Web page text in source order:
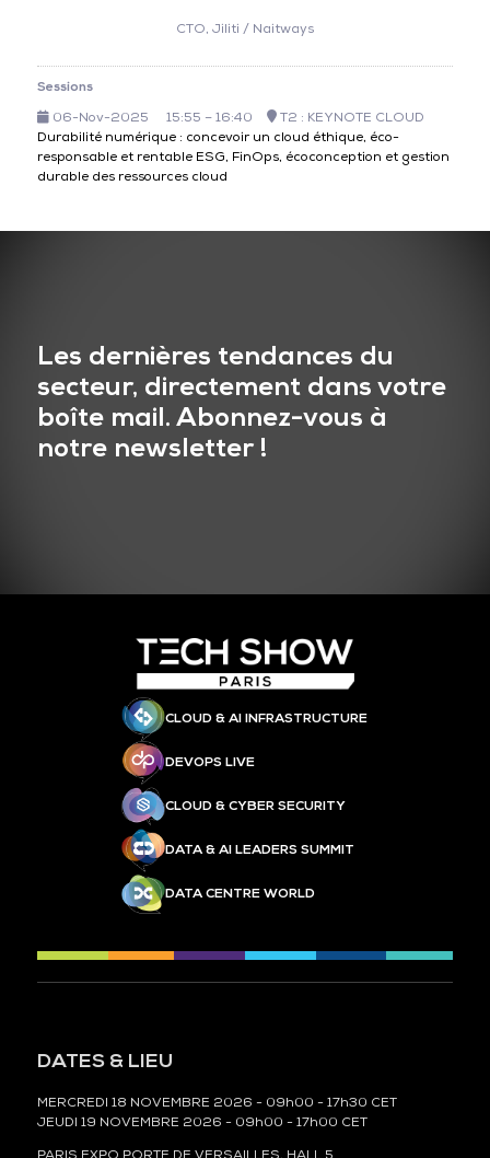
CTO, Jiliti / Naitways
Sessions
06-Nov-2025
15:55 – 16:40
T2 : KEYNOTE CLOUD
Durabilité numérique : concevoir un cloud éthique, éco-
responsable et rentable ESG, FinOps, écoconception et gestion
durable des ressources cloud
Les dernières tendances du
secteur, directement dans votre
boîte mail. Abonnez-vous à
notre newsletter !
CLOUD & AI INFRASTRUCTURE
DEVOPS LIVE
CLOUD & CYBER SECURITY
DATA & AI LEADERS SUMMIT
DATA CENTRE WORLD
DATES & LIEU
MERCREDI 18 NOVEMBRE 2026 - 09h00 - 17h30 CET
JEUDI 19 NOVEMBRE 2026 - 09h00 - 17h00 CET